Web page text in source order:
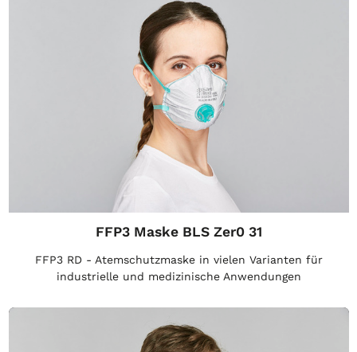
FFP3 Maske BLS Zer0 31
FFP3 RD - Atemschutzmaske in vielen Varianten für
industrielle und medizinische Anwendungen